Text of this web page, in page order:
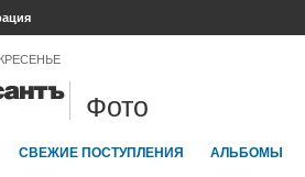
Фото
СВЕЖИЕ ПОСТУПЛЕНИЯ АЛЬБОМЫ